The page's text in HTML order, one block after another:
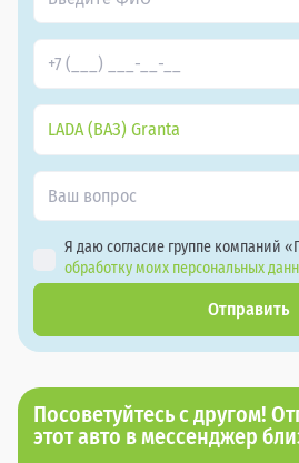
LADA (ВАЗ) Granta
Я даю согласие группе компаний
обработку моих персональных
Отправить
Посоветуйтесь с другом!
этот авто в мессенджер